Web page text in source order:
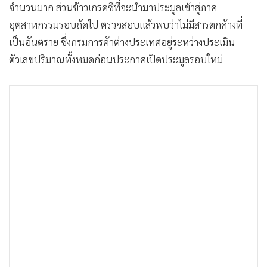
• เกม
• วิทยาศาสตร์
• SMEs
• หุ้น
• อินโดจีน
จำนวนมาก ส่วนข้าวเกรดซีที่จะนำมาประมูลเข้าสู่ภาค
อุตสาหกรรมรอบถัดไป ตรวจสอบแล้วพบว่าไม่มีสารตกค้างที่
เป็นอันตราย ซึ่งกรมการค้าต่างประเทศอยู่ระหว่างประเมิน
ตัวเลขปริมาณทั้งหมดก่อนประกาศเปิดประมูลรอบใหม่